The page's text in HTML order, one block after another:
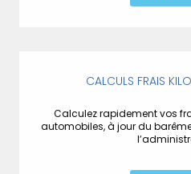
CALCULS FRAIS
Calculez rapidement vos
automobiles, à jour du